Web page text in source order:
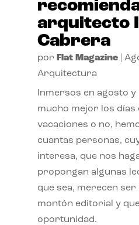
arquitecto
Cabrera
por Flat Magazine|
Arquitectura
Inmersos en agosto
mucho mejor los días
vacaciones o no,
cuantas personas,
interesa, que nos
propongan algunas
que sea, merecen ser
montón editorial y
oportunidad.